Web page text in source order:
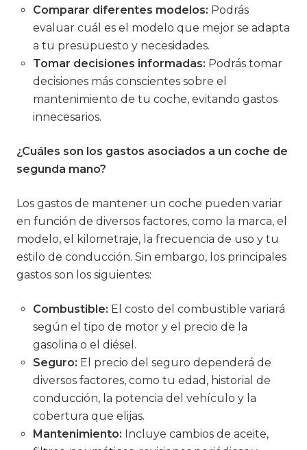
Comparar diferentes modelos: Podrás
evaluar cuál es el modelo que mejor se adapta
a tu presupuesto y necesidades.
Tomar decisiones informadas: Podrás tomar
decisiones más conscientes sobre el
mantenimiento de tu coche, evitando gastos
innecesarios.
¿Cuáles son los gastos asociados a un coche de
segunda mano?
Los gastos de mantener un coche pueden variar
en función de diversos factores, como la marca, el
modelo, el kilometraje, la frecuencia de uso y tu
estilo de conducción. Sin embargo, los principales
gastos son los siguientes:
Combustible: El costo del combustible variará
según el tipo de motor y el precio de la
gasolina o el diésel.
Seguro: El precio del seguro dependerá de
diversos factores, como tu edad, historial de
conducción, la potencia del vehículo y la
cobertura que elijas.
Mantenimiento: Incluye cambios de aceite,